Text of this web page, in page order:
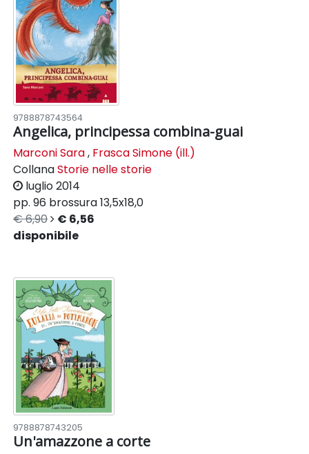
9788878743564
Angelica, principessa combina-guai
Marconi Sara, Frasca Simone (ill.)
CollanaStorie nelle storie
luglio 2014
pp. 96 brossura13,5x18,0
€ 6,90
€ 6,56
disponibile
9788878743205
Un'amazzone a corte